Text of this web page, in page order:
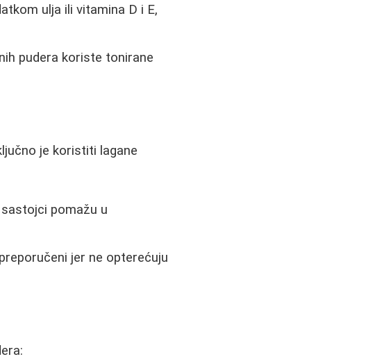
ulja ili vitamina D i E,
pudera koriste tonirane
je koristiti lagane
pomažu u
jer ne opterećuju